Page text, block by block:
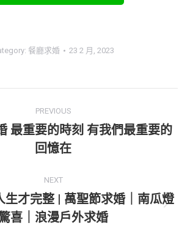
餐廳求婚 23 2 月, 2023
PREVIOUS
Previous
project:
最重要的時刻 有我們最重要的
回憶在
NEXT
Next
project:
生才完整 | 萬聖節求婚｜南瓜燈
喜｜浪漫戶外求婚